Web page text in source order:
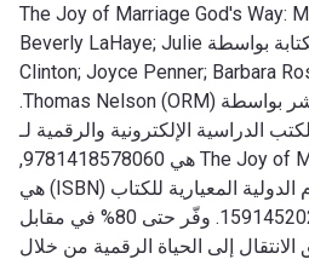
The Joy of Marriage God's Way:
Messages تمت الكتابة بواسطة Beverly LaHaye; Julie
Clinton; Joyce Penner; Barbara
Oliver; Laurie S. H وتم النشر بواسطة Thomas Nelson (ORM).
الدراسية الإلكترونية والرقمية لـ
The Joy of Marriage God's Way هي 9781418578060,
1418578061 و الأرقام الدولية المعيارية للكتاب (ISBN) هي
9781591452027, 1591452023. وفّر حتى 80% في مقابل
إلى الحياة الرقمية من خلال